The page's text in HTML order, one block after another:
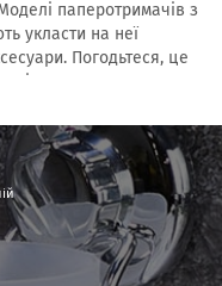
паперотримачів з
укласти на неї
Погодьтеся, це
від поширених траги-
в